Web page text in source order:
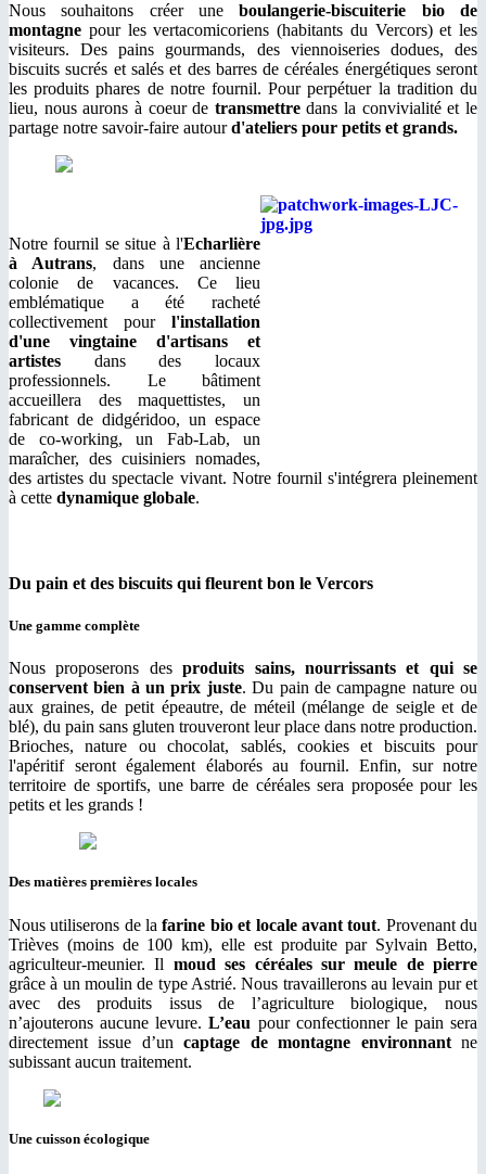
Nous souhaitons créer uneboulangerie-biscuiterie bio de
montagne pour les vertacomicoriens (habitants du Vercors) et les
visiteurs. Des pains gourmands, des viennoiseries dodues, des
biscuits sucrés et salés et des barres de céréales énergétiques seront
les produits phares de notre fournil. Pour perpétuer la tradition du
lieu, nous aurons à coeur de transmettredans la convivialité et le
partage notre savoir-faire autourd'ateliers pour petits et grands.
Notre fournil se situe à l'Echarlière
à Autrans, dans une ancienne
colonie de vacances. Ce lieu
emblématique a été racheté
collectivement pour l'installation
d'une vingtaine d'artisans et
artistes dans des locaux
professionnels. Le bâtiment
accueillera des maquettistes, un
fabricant de didgéridoo, un espace
de co-working, un Fab-Lab, un
maraîcher, des cuisiniers nomades,
des artistes du spectacle vivant. Notre fournil s'intégrera pleinement
à cette dynamique globale.
Du pain et des biscuits qui fleurent bon le Vercors
Une gamme complète
Nous proposerons desproduits sains, nourrissants et qui se
conservent bien à un prix juste. Du pain de campagne nature ou
aux graines, de petit épeautre, de méteil (mélange de seigle et de
blé), du pain sans gluten trouveront leur place dans notre production.
Brioches, nature ou chocolat, sablés, cookies et biscuits pour
l'apéritif seront également élaborés au fournil. Enfin, sur notre
territoire de sportifs, une barre de céréales sera proposée pour les
petits et les grands !
Des matières premières locales
Nous utiliserons de lafarine bio et locale avant tout. Provenant du
Trièves (moins de 100 km), elle est produite par Sylvain Betto,
agriculteur-meunier. Il moud ses céréales sur meule de pierre
grâce à un moulin de type Astrié. Nous travaillerons au levain pur et
avec des produits issus de l’agriculture biologique, nous
n’ajouterons aucune levure.L’eau pour confectionner le pain sera
directement issue d’uncaptage de montagne environnantne
subissant aucun traitement.
Une cuisson écologique